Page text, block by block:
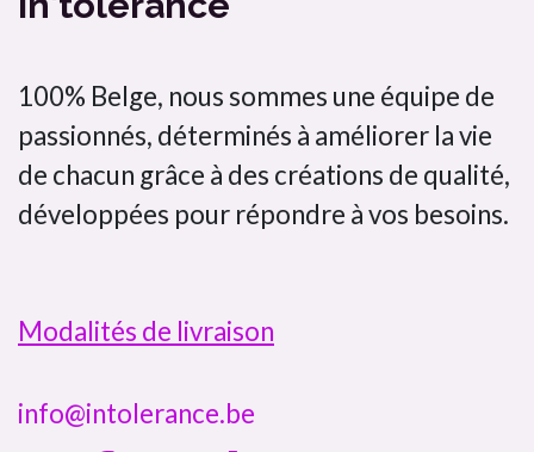
100% Belge, nous sommes une équipe de
passionnés, déterminés à améliorer la vie
de chacun grâce à des créations de qualité,
développées pour répondre à vos besoins.
Modalités de livraison
info@intolerance.be